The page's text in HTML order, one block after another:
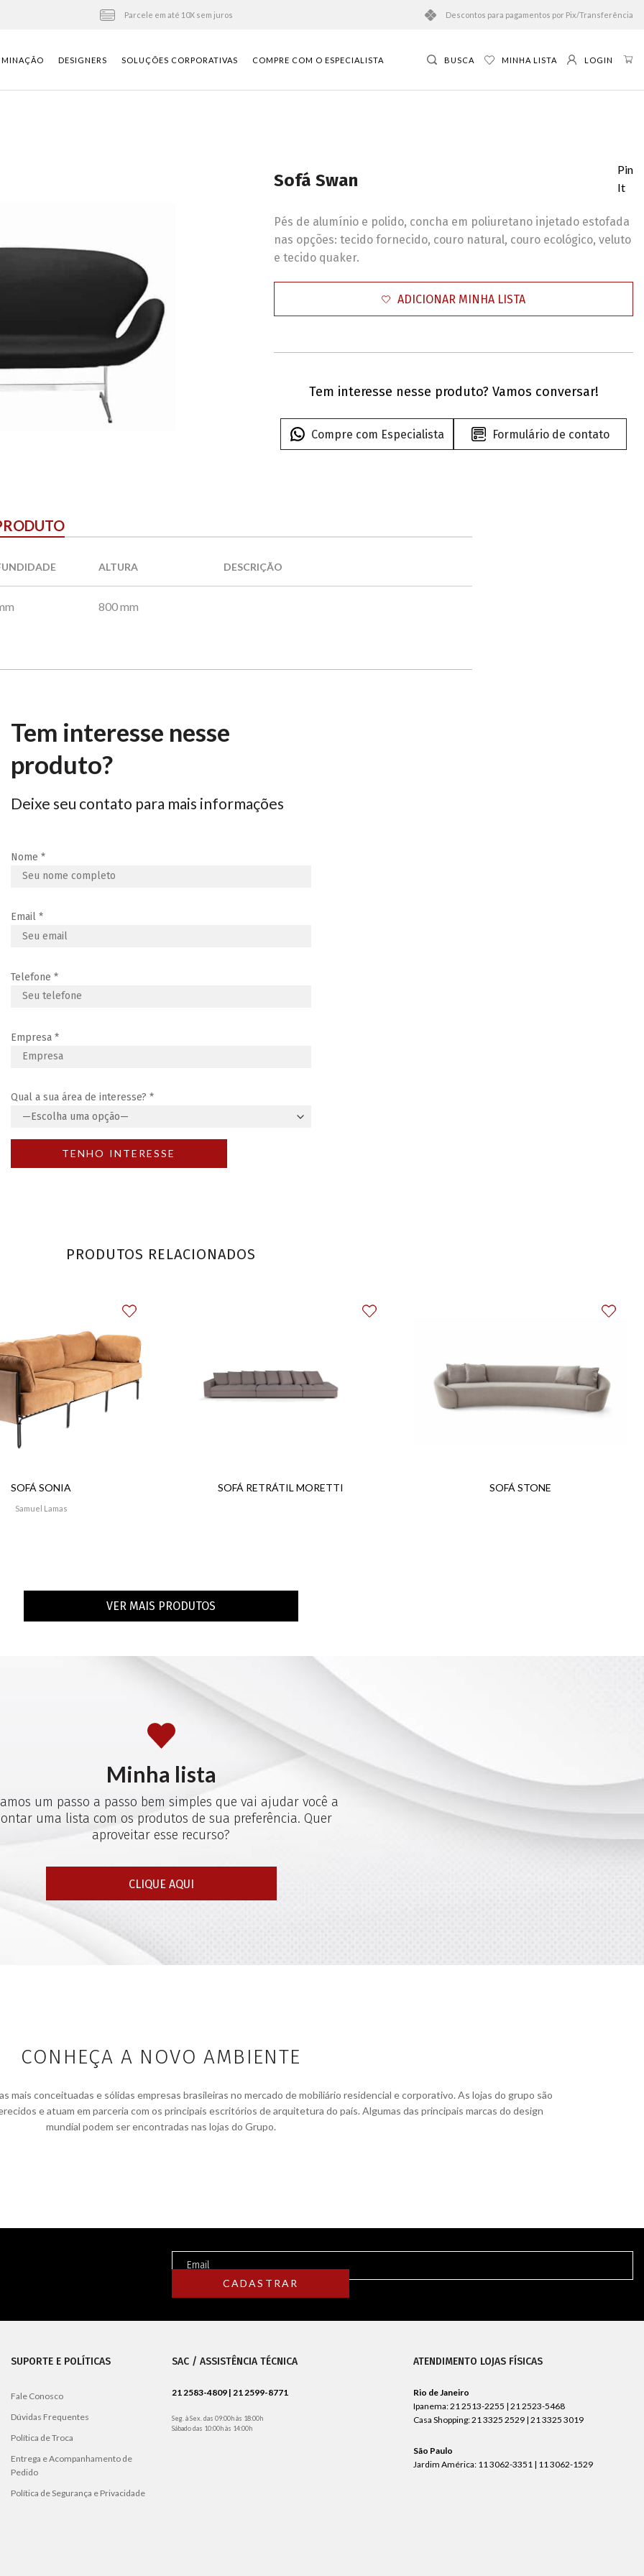
Parcele em até 10X sem juros Descontos para pagamentos por Pix/Transferência
DESIGNERS SOLUÇÕES CORPORATIVAS COMPRE COM O ESPECIALISTA BUSCA MINHA LISTA LOGIN
Sofá Swan
Pin
It
Pés de alumínio e polido, concha em poliuretano injetado estofada
nas opções: tecido fornecido, couro natural, couro ecológico, veluto
e tecido quaker.
ADICIONAR MINHA LISTA
Tem interesse nesse produto? Vamos conversar!
Compre com Especialista Formulário de contato
ALTURA DESCRIÇÃO
800 mm
Tem interesse nesse
produto?
Deixe seu contato para mais informações
Nome *
Email *
Telefone *
Empresa *
Qual a sua área de interesse? *
PRODUTOS RELACIONADOS
SOFÁ SONIA
Samuel Lamas
SOFÁ RETRÁTIL MORETTI SOFÁ STONE
VER MAIS PRODUTOS
Minha lista
um passo a passo bem simples que vai ajudar você a
uma lista com os produtos de sua preferência. Quer
aproveitar esse recurso?
CLIQUE AQUI
CONHEÇA A NOVO AMBIENTE
mais conceituadas e sólidas empresas brasileiras no mercado de mobiliário residencial e corporativo. As lojas do grupo são
e atuam em parceria com os principais escritórios de arquitetura do país. Algumas das principais marcas do design
mundial podem ser encontradas nas lojas do Grupo.
SUPORTE E POLÍTICAS
Fale Conosco
Dúvidas Frequentes
Política de Troca
Entrega e Acompanhamento de
Pedido
Política de Segurança e Privacidade
SAC / ASSISTÊNCIA TÉCNICA
21 2583-4809 | 21 2599-8771
Seg. à Sex. das 09:00h às 18:00h
Sábado das 10:00h às 14:00h
ATENDIMENTO LOJAS FÍSICAS
Rio de Janeiro
Ipanema: 21 2513-2255 | 21 2523-5468
Casa Shopping: 21 3325 2529 | 21 3325 3019
São Paulo
Jardim América: 11 3062-3351 | 11 3062-1529